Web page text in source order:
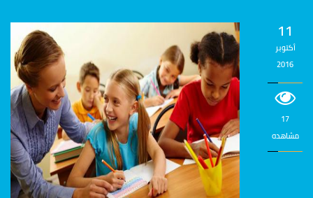
11
أكتوبر
2016
17
مشاهده